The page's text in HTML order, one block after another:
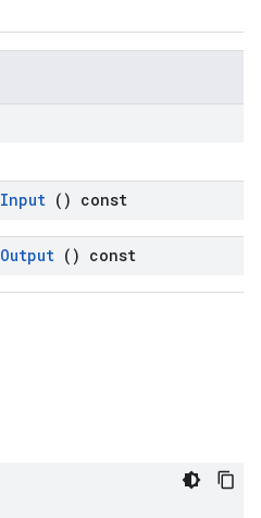
Input () const
Output () const